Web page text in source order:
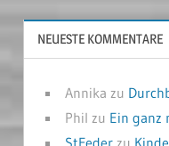
NEUESTE KOMMENTARE
Annika zu
Phil zu Ein ganz